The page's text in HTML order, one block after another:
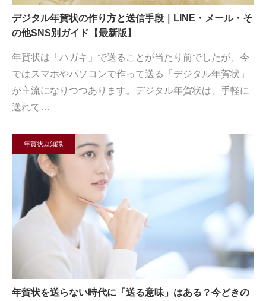
デジタル年賀状の作り方と送信手段｜LINE・メール・そ
の他SNS別ガイド【最新版】
年賀状は「ハガキ」で送ることが当たり前でしたが、今
ではスマホやパソコンで作って送る「デジタル年賀状」
が主流になりつつあります。デジタル年賀状は、手軽に
送れて…
年賀状豆知識
年賀状を送らない時代に「送る意味」はある？今どきの